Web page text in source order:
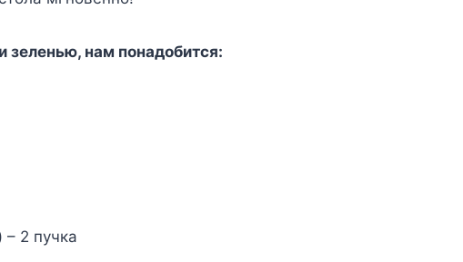
зеленью, нам понадобится:
– 2 пучка